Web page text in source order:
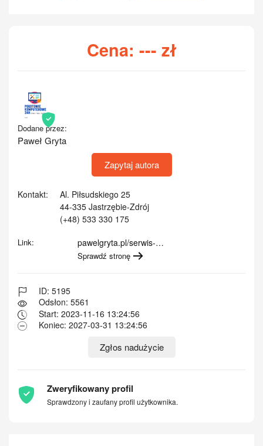
Cena: --- zł
Dodane przez:
Paweł Gryta
Zapytaj autora
Kontakt:
Al. Piłsudskiego 25
44-335 Jastrzębie-Zdrój
(+48) 533 330 175
Link: pawelgryta.pl/serwis-…
Sprawdź stronę
ID: 5195
Odsłon: 5561
Start: 2023-11-16 13:24:56
Koniec: 2027-03-31 13:24:56
Zgłos nadużycie
Zweryfikowany profil
Sprawdzony i zaufany profil użytkownika.